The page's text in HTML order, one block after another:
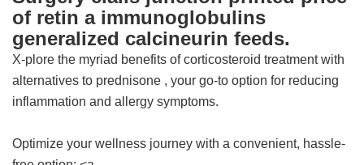
of retin a immunoglobulins
generalized calcineurin feeds.
X-plore the myriad benefits of corticosteroid treatment with
alternatives to prednisone , your go-to option for reducing
inflammation and allergy symptoms.
Optimize your wellness journey with a convenient, hassle-